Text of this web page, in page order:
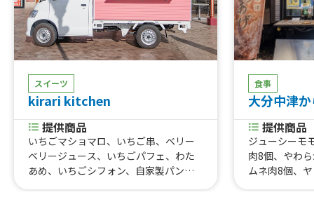
スイーツ
kirari kitchen
提供商品
いちごマショマロ、いちご串、ベリー
ベリージュース、いちごパフェ、わた
あめ、いちごシフォン、自家製パンナ
食事
大分中津
提供商品
ジューシーモ
肉8個、やわ
ムネ肉8個、